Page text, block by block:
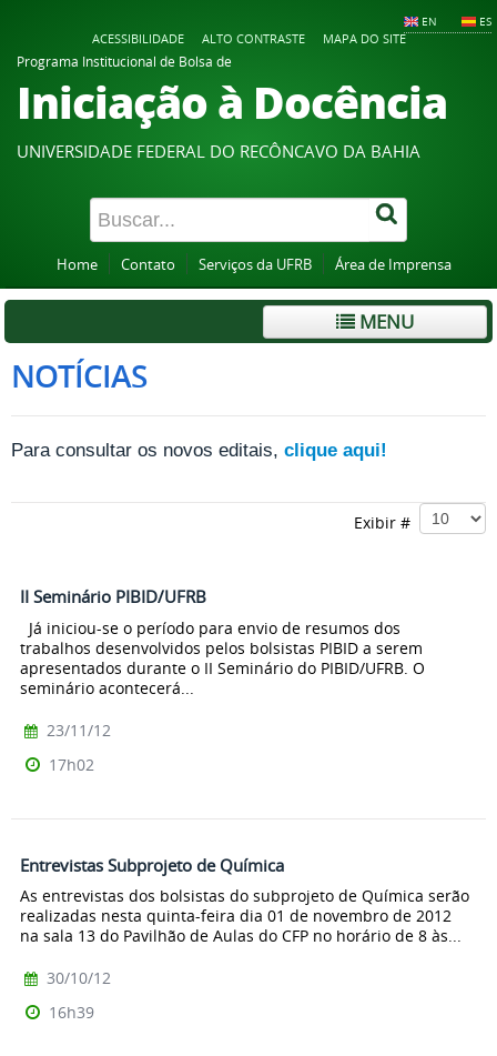
EN ES
ACESSIBILIDADE ALTO CONTRASTE
MAPA DO SITE
Programa Institucional de Bolsa de
Iniciação à Docência
UNIVERSIDADE FEDERAL DO RECÔNCAVO DA BAHIA
Home Contato Serviços da UFRB Área de Imprensa
MENU
NOTÍCIAS
Para consultar os novos editais, clique aqui!
Exibir #
II Seminário PIBID/UFRB
Já iniciou-se o período para envio de resumos dos
trabalhos desenvolvidos pelos bolsistas PIBID a serem
apresentados durante o II Seminário do PIBID/UFRB. O
seminário acontecerá...
23/11/12
17h02
Entrevistas Subprojeto de Química
As entrevistas dos bolsistas do subprojeto de Química serão
realizadas nesta quinta-feira dia 01 de novembro de 2012
na sala 13 do Pavilhão de Aulas do CFP no horário de 8 às...
30/10/12
16h39